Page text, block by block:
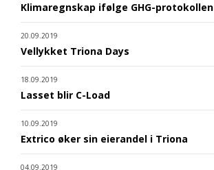
Klimaregnskap ifølge GHG-protokollen
20.09.2019
Vellykket Triona Days
18.09.2019
Lasset blir C-Load
10.09.2019
Extrico øker sin eierandel i Triona
04.09.2019